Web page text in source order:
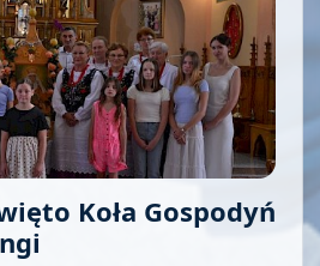
Koła Gospodyń